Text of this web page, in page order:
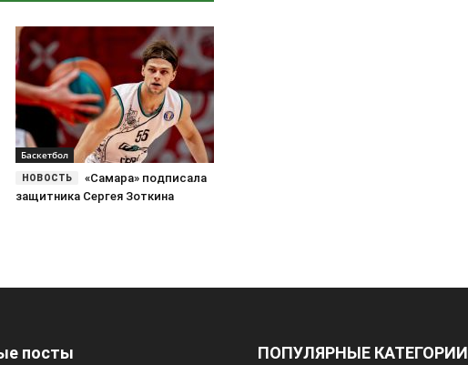
Баскетбол
«Самара» подписала
защитника Сергея Зоткина
посты ПОПУЛЯРНЫЕ КАТЕГОРИИ